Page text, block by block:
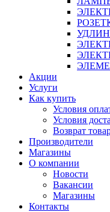
Акции
Услуги
Как купить
Условия
Условия
Возврат
Производители
Магазины
О компании
Новости
Вакансии
Магазины
Контакты